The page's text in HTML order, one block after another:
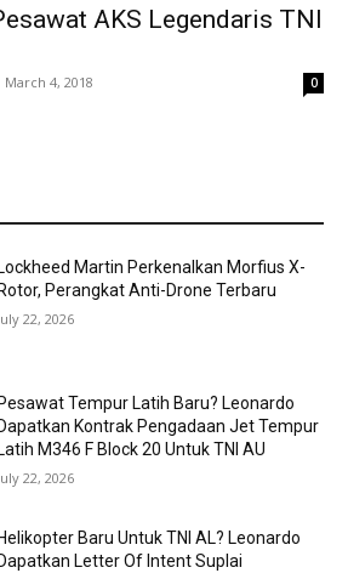
AKS Legendaris TNI
March 4, 2018 0
Lockheed Martin Perkenalkan Morfius X-
Rotor, Perangkat Anti-Drone Terbaru
22, 2026
Pesawat Tempur Latih Baru? Leonardo
Dapatkan Kontrak Pengadaan Jet Tempur
Latih M346 F Block 20 Untuk TNI AU
22, 2026
Helikopter Baru Untuk TNI AL? Leonardo
Dapatkan Letter Of Intent Suplai